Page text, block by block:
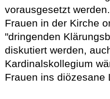
vorausgesetzt
Frauen in der Kirche
"dringenden
diskutiert werden,
Kardinalskollegium
Frauen ins diözesane